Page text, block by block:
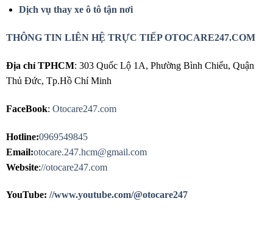
Dịch vụ thay xe ô tô tận nơi
THÔNG TIN LIÊN HỆ TRỰC TIẾP OTOCARE247.COM
Địa chỉ TPHCM: 303 Quốc Lộ 1A, Phường Bình Chiểu, Quận
Thủ Đức, Tp.Hồ Chí Minh
FaceBook: Otocare247.com
Hotline:0969549845
Email:otocare.247.hcm@gmail.com
Website://otocare247.com
YouTube: //www.youtube.com/@otocare247